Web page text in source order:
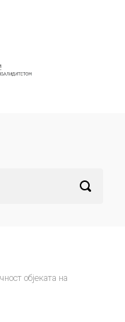
објеката на